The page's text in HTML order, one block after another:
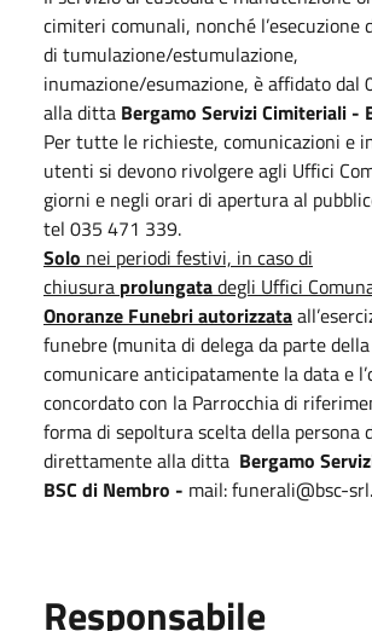
cimiteri comunali, nonché l’esecuzione
di tumulazione/estumulazione,
inumazione/esumazione, è affidato
alla ditta Bergamo Servizi Cimiteriali -
Per tutte le richieste, comunicazioni e
utenti si devono rivolgere agli Uffici
giorni e negli orari di apertura al
tel 035 471 339.
Solo nei periodi festivi, in caso di
chiusura prolungatadegli Uffici
Onoranze Funebri autorizzata
funebre (munita di delega da parte
comunicare anticipatamente la data e
concordato con la Parrocchia di
forma di sepoltura scelta della persona
direttamente alla ditta Bergamo
BSC di Nembro - mail: funerali@bsc-
Responsabile